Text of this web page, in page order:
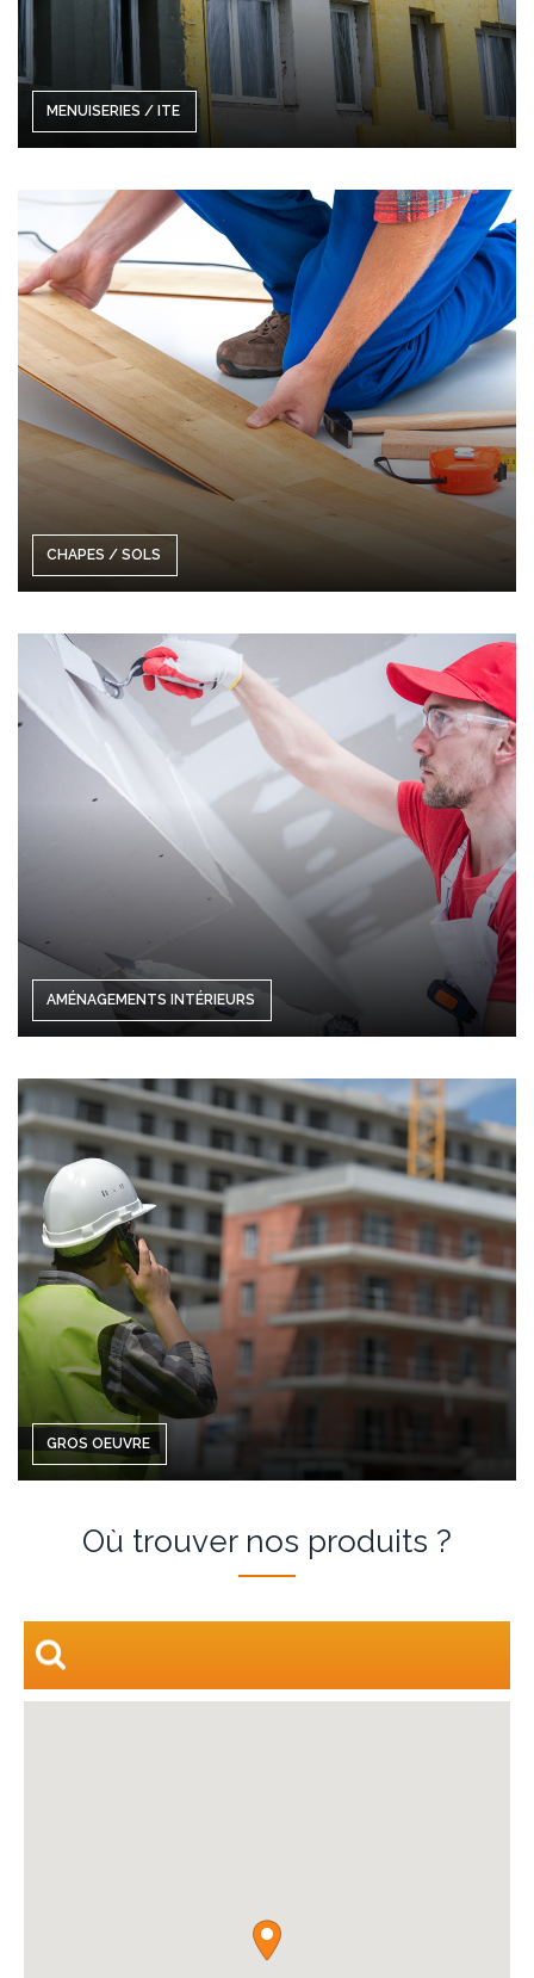
MENUISERIES / ITE
CHAPES / SOLS
AMÉNAGEMENTS INTÉRIEURS
GROS OEUVRE
Où trouver nos produits ?